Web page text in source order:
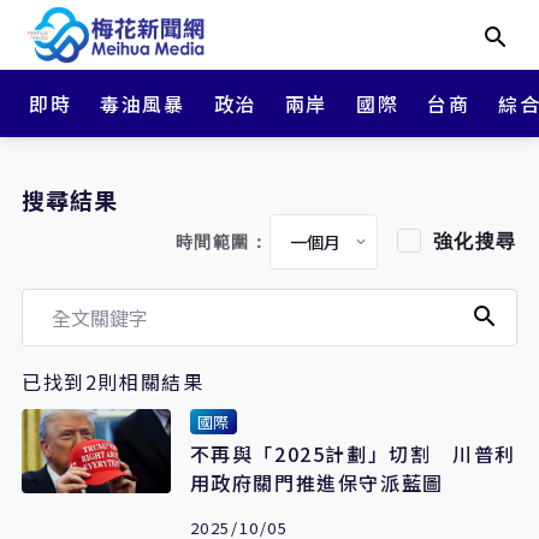
即時 毒油風暴 政治 兩岸 國際 台商 綜
搜尋結果
時間範圍： 強化搜尋
已找到2則相關結果
國際
不再與「2025計劃」切割 川普利
用政府關門推進保守派藍圖
2025/10/05